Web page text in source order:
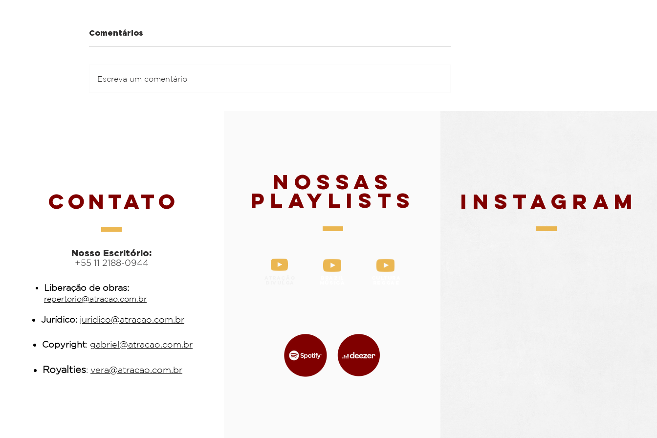
Comentários
Escreva um comentário
Contato
Nosso Escritório:
+55 11 2188-0944
Liberação de obras:
repertorio@atracao.com.br
Jurídico: juridico@atracao.com.br
Copyright: gabriel@atracao.com.br
Royalties: vera@atracao.com.br
Nossas
Playlists Instagram